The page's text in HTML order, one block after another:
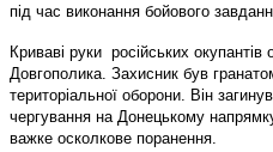
під час виконання бойового
Криваві руки російських окупантів
Довгополика. Захисник був
територіальної оборони. Він
чергування на Донецькому
важке осколкове поранення.